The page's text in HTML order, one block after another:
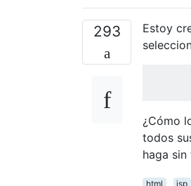
293
Estoy
¿Cómo
todos
haga
html jsp